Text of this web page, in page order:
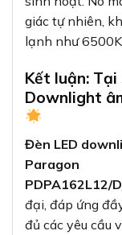
giác tự nhiên,
lạnh như
Kết luận: Tại
Downlight
Đèn LED
Paragon
PDPA162L12/
đại, đáp ứng
đủ các yêu cầu